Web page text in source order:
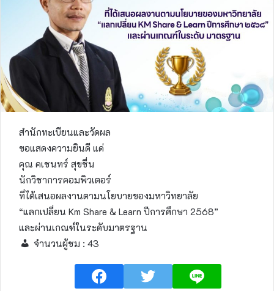
สำนักทะเบียนและวัดผล
ขอแสดงความยินดี แด่
คุณ คเชนทร์ สุขชื่น
นักวิชาการคอมพิวเตอร์
ที่ได้เสนอผลงานตามนโยบายของมหาวิทยาลัย
“แลกเปลี่ยน Km Share & Learn ปีการศึกษา 2568”
และผ่านเกณฑ์ในระดับมาตรฐาน
จำนวนผู้ชม : 43